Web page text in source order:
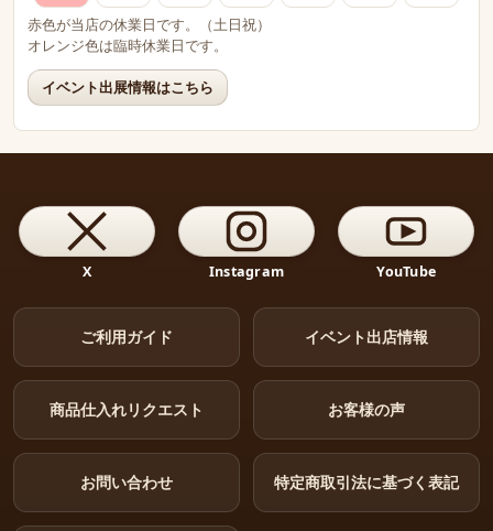
赤色が当店の休業日です。（土日祝）
オレンジ色は臨時休業日です。
イベント出展情報はこちら
X Instagram YouTube
ご利用ガイド イベント出店情報
商品仕入れリクエスト お客様の声
お問い合わせ 特定商取引法に基づく表記